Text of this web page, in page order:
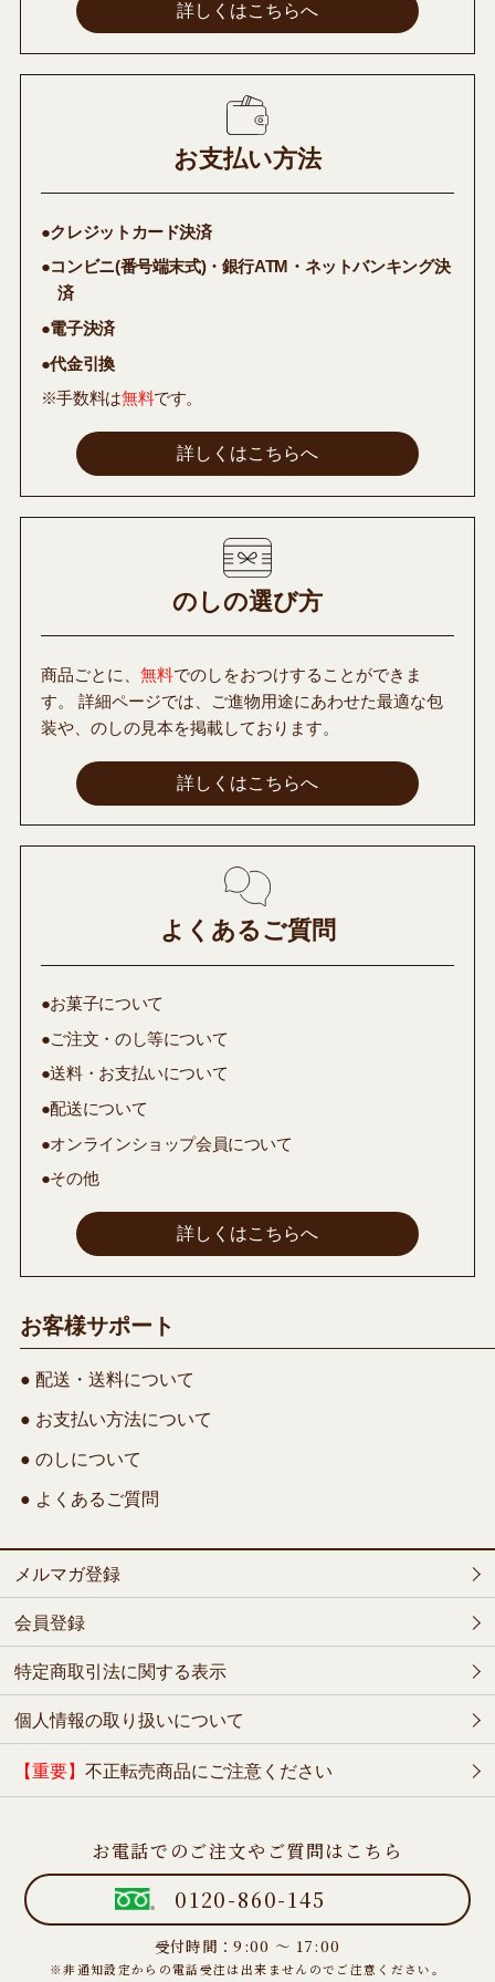
詳しくはこちらへ
お支払い方法
●クレジットカード決済
●コンビニ(番号端末式)・銀行ATM・ネットバンキング決
済
●電子決済
●代金引換
※手数料は無料です。
詳しくはこちらへ
のしの選び方
商品ごとに、 無料でのしをおつけすることができま
す。 詳細ページでは、ご進物用途にあわせた最適な包
装や、のしの見本を掲載しております。
詳しくはこちらへ
よくあるご質問
●お菓子について
●ご注文・のし等について
●送料・お支払いについて
●配送について
●オンラインショップ会員について
●その他
詳しくはこちらへ
お客様サポート
● 配送・送料について
● お支払い方法について
● のしについて
● よくあるご質問
メルマガ登録
会員登録
特定商取引法に関する表示
個人情報の取り扱いについて
【重要】不正転売商品にご注意ください
お電話でのご注文やご質問はこちら
0120-860-145
受付時間：9:00 ～ 17:00
※非通知設定からの電話受注は出来ませんのでご注意ください。